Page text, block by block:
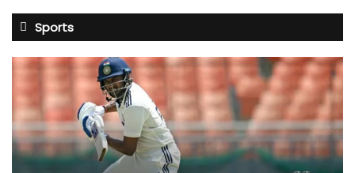
Sports
साई
श्रीलंका
टेस्ट
सीरीज
से